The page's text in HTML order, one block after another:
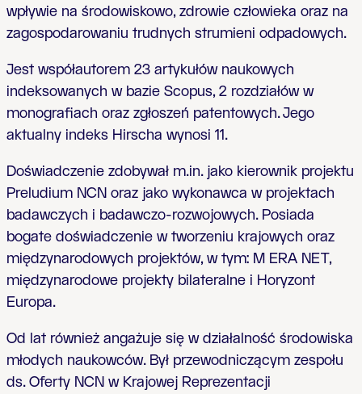
wpływie na środowiskowo, zdrowie człowieka oraz na
zagospodarowaniu trudnych strumieni odpadowych.
Jest współautorem 23 artykułów naukowych
indeksowanych w bazie Scopus, 2 rozdziałów w
monografiach oraz zgłoszeń patentowych. Jego
aktualny indeks Hirscha wynosi 11.
Doświadczenie zdobywał m.in. jako kierownik projektu
Preludium NCN oraz jako wykonawca w projektach
badawczych i badawczo-rozwojowych. Posiada
bogate doświadczenie w tworzeniu krajowych oraz
międzynarodowych projektów, w tym: M ERA NET,
międzynarodowe projekty bilateralne i Horyzont
Europa.
Od lat również angażuje się w działalność środowiska
młodych naukowców. Był przewodniczącym zespołu
ds. Oferty NCN w Krajowej Reprezentacji